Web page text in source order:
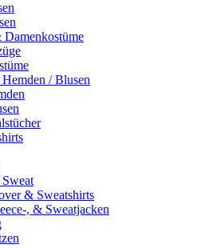
Damenkostüme
/ Blusen
& Sweatshirts
, & Sweatjacken